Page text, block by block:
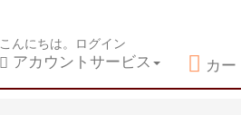
こんにちは。ログイン
アカウントサービス カー